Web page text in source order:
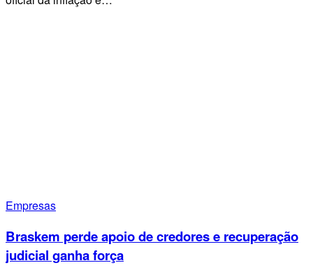
Empresas
Braskem perde apoio de credores e recuperação
judicial ganha força